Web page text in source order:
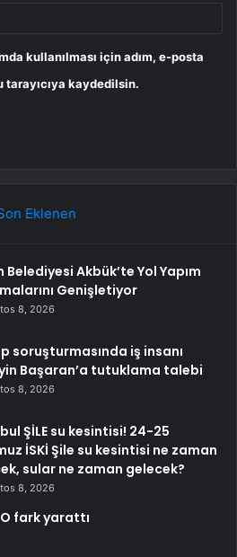
kullanılması için adım, e-posta
tarayıcıya kaydedilsin.
Eklenen
Belediyesi Akbük’te Yol Yapım
Genişletiyor
8, 2026
soruşturmasında iş insanı
Başaran’a tutuklama talebi
8, 2026
ŞİLE su kesintisi! 24-25
İSKİ Şile su kesintisi ne zaman
sular ne zaman gelecek?
8, 2026
fark yarattı